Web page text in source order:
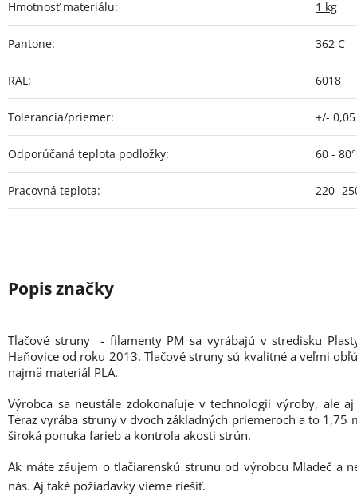
Hmotnosť materiálu: 1 kg
Pantone: 362 C
RAL: 6018
Tolerancia/priemer: +/-
Odporúčaná teplota podložky: 60 -
Pracovná teplota: 220 -
Tlačové struny - filamenty PM sa vyrábajú v stredisku
Haňovice od roku 2013. Tlačové struny sú kvalitné a veľmi
najmä materiál PLA.
Výrobca sa neustále zdokonaľuje v technologii výroby, ale
Teraz vyrába struny v dvoch základných priemeroch a to 1,75
široká ponuka farieb a kontrola akosti strún.
Ak máte záujem o tlačiarenskú strunu od výrobcu Mladeč a
nás. Aj také požiadavky vieme riešiť.